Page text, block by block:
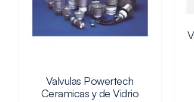
Valvulas Powertech
Ceramicas y de Vidrio